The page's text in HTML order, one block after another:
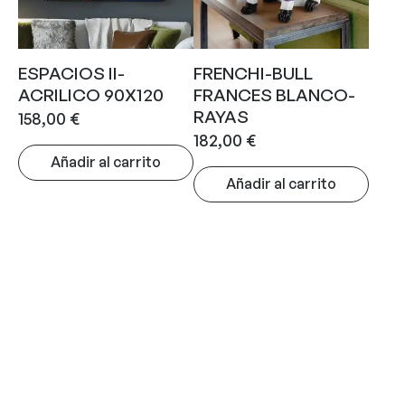
ESPACIOS II-
ACRILICO 90X120
158,00 €
Añadir al carrito
FRENCHI-BULL
FRANCES BLANCO-
RAYAS
182,00 €
Añadir al carrito